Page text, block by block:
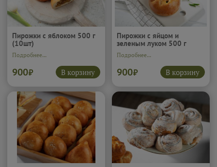
Пирожки с яблоком 500 г
(10шт)
Подробнее...
900₽ В корзину
Пирожки с яйцом и
зеленым луком 500 г
(10шт)
Подробнее...
900₽ В корзину